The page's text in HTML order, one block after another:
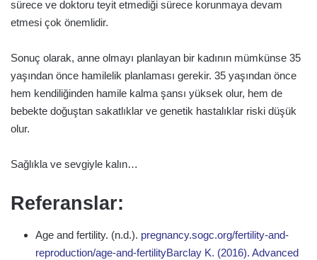
sürece ve doktoru teyit etmediği sürece korunmaya devam
etmesi çok önemlidir.
Sonuç olarak, anne olmayı planlayan bir kadının mümkünse 35
yaşından önce hamilelik planlaması gerekir. 35 yaşından önce
hem kendiliğinden hamile kalma şansı yüksek olur, hem de
bebekte doğuştan sakatlıklar ve genetik hastalıklar riski düşük
olur.
Sağlıkla ve sevgiyle kalın…
Referanslar:
Age and fertility. (n.d.). pregnancy.sogc.org/fertility-and-
reproduction/age-and-fertilityBarclay K. (2016). Advanced